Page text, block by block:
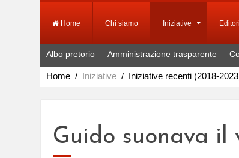
Home Chi siamo Iniziative
Albo pretorio Amministrazione trasparente
Home Iniziative Iniziative recenti (2018-
Guido suonava il